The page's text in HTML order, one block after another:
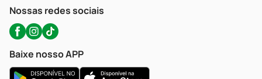
Nossas redes sociais
Baixe nosso APP